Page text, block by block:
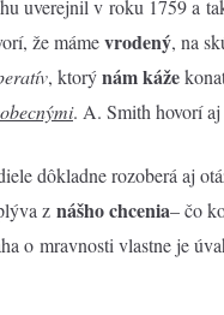
uverejnil v roku 1759 a
že mámevrodený, na
, ktorýnám káže
. A. Smith hovorí
dôkladne rozoberá aj
z nášho chcenia– čo
o mravnosti vlastne je